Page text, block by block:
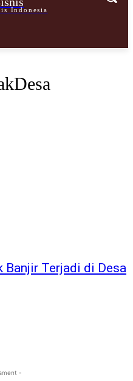
email Anda
Indonesia
Banjir Terjadi di Desa
-